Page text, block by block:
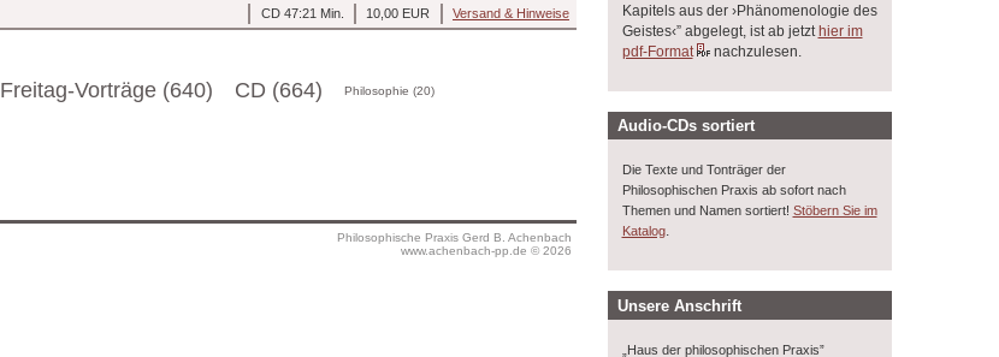
Versand & Hinweise
10,00 EUR
CD 47:21 Min.
Freitag-Vorträge (640) CD (664) Philosophie (20)
Philosophische Praxis Gerd B. Achenbach
www.achenbach-pp.de © 2026
Kapitels aus der ›Phänomenologie des
Geistes‹” abgelegt, ist ab jetzt hier im
pdf-Format
nachzulesen.
Audio-CDs sortiert
Die Texte und Tonträger der
Philosophischen Praxis ab sofort nach
Themen und Namen sortiert! Stöbern Sie im
Katalog.
Unsere Anschrift
„Haus der philosophischen Praxis”